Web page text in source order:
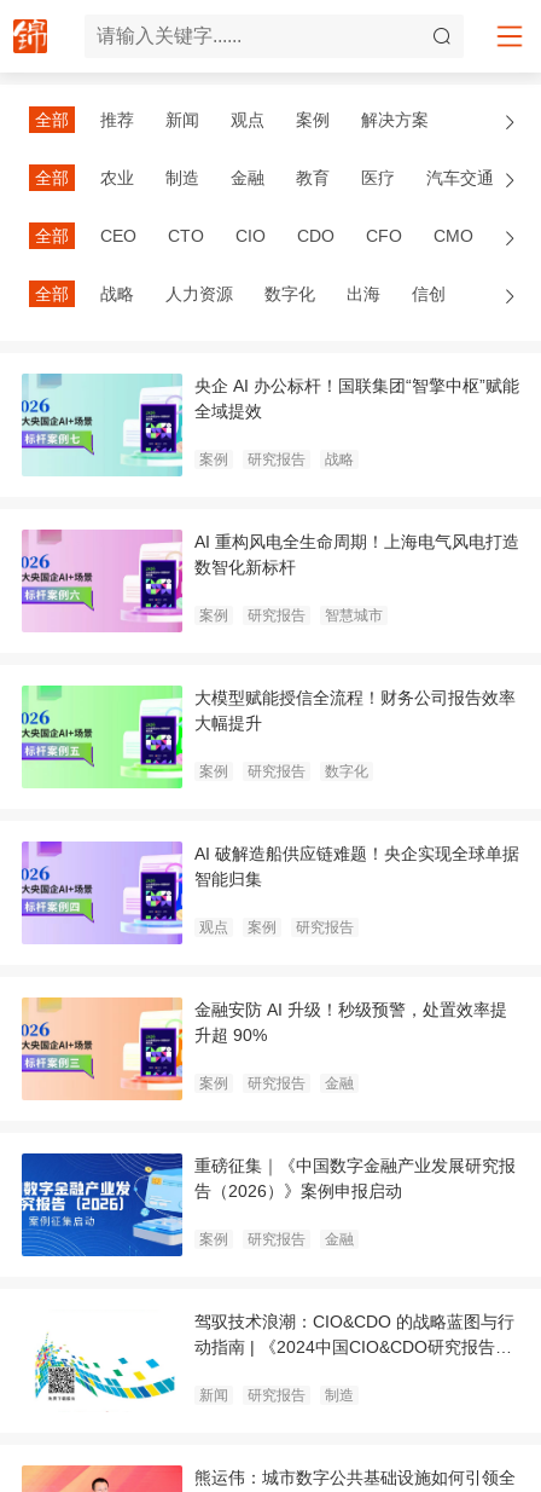
全部 推荐 新闻 观点 案例
解决方案
全部
农业 制造 金融 教育 医疗
汽车交通
全部
CEO CTO CIO CDO CFO
CMO
全部
战略 人力资源 数字化 出海
信创
央企 AI 办公标杆！国联集团“智擎中枢”赋能
全域提效
案例 研究报告 战略
AI 重构风电全生命周期！上海电气风电打造
数智化新标杆
案例 研究报告 智慧城市
大模型赋能授信全流程！财务公司报告效率
大幅提升
案例 研究报告 数字化
AI 破解造船供应链难题！央企实现全球单据
智能归集
观点 案例 研究报告
金融安防 AI 升级！秒级预警，处置效率提
升超 90%
案例 研究报告 金融
重磅征集｜《中国数字金融产业发展研究报
告（2026）》案例申报启动
案例 研究报告 金融
驾驭技术浪潮：CIO&CDO 的战略蓝图与行
动指南 | 《2024中国CIO&CDO研究报告》
新闻 研究报告 制造
熊运伟：城市数字公共基础设施如何引领全